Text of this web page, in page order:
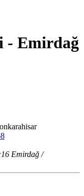
- Emirdağ
Emirdağ /